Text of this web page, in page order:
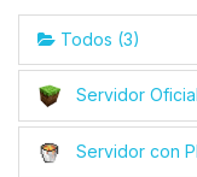
Todos (3)
Servidor Oficial
Servidor con
hablar!